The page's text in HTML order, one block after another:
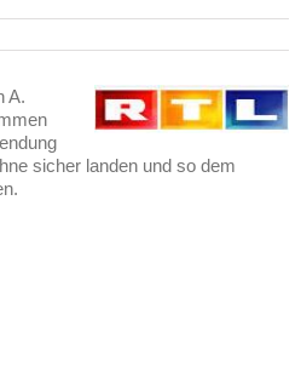
A.
sicher landen und so dem